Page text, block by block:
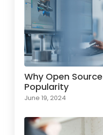
Why Open
Popularity
June 19, 2024